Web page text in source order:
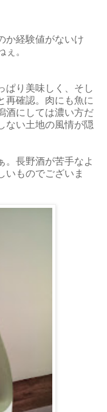
か経験値がないけ
。
ぱり美味しく、そし
再確認。肉にも魚に
酒にしては濃い方だ
ない土地の風情が隠
。長野酒が苦手なよ
いものでございま